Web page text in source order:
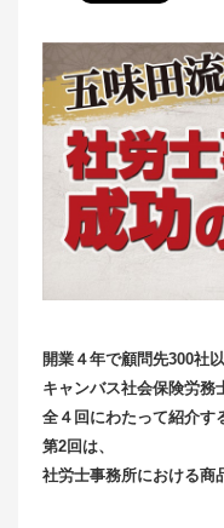
開業４年で顧問先300社
キャンバス社会保険労務
全４回にわたって紹介す
第2回は、
社労士事務所における商